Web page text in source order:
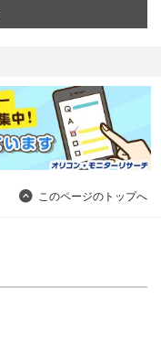
このページのトップへ